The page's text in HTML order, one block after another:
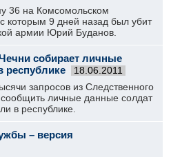
36 на Комсомольском
которым 9 дней назад был убит
армии Юрий Буданов.
собирает личные
республике
18.06.2011
запросов из Следственного
личные данные солдат
в республике.
– версия